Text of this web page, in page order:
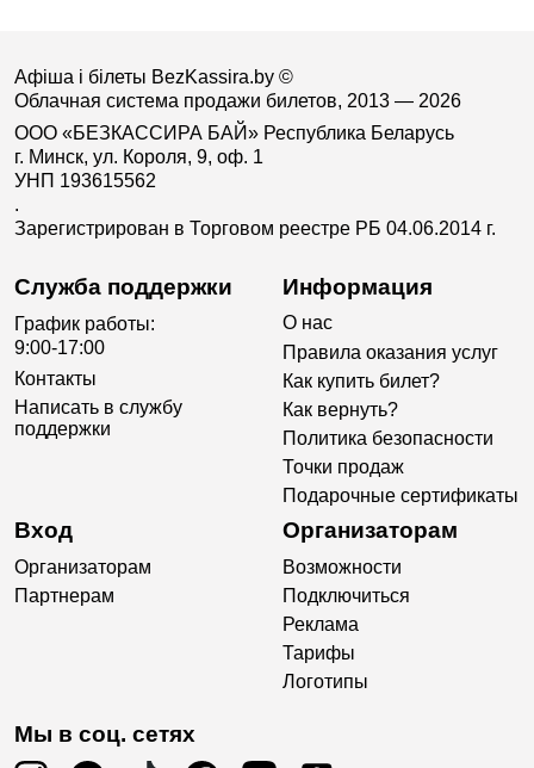
Афіша і білеты BezKassira.by ©
Облачная система продажи билетов, 2013 — 2026
ООО «БЕЗКАССИРА БАЙ» Республика Беларусь
г. Минск, ул. Короля, 9, оф. 1
УНП 193615562
.
Зарегистрирован в Торговом реестре РБ 04.06.2014 г.
Служба поддержки
График работы:
9:00-17:00
Контакты
Написать в службу
поддержки
Информация
О нас
Правила оказания услуг
Как купить билет?
Как вернуть?
Политика безопасности
Точки продаж
Подарочные сертификаты
Вход
Организаторам
Партнерам
Организаторам
Возможности
Подключиться
Реклама
Тарифы
Логотипы
Мы в соц. сетях